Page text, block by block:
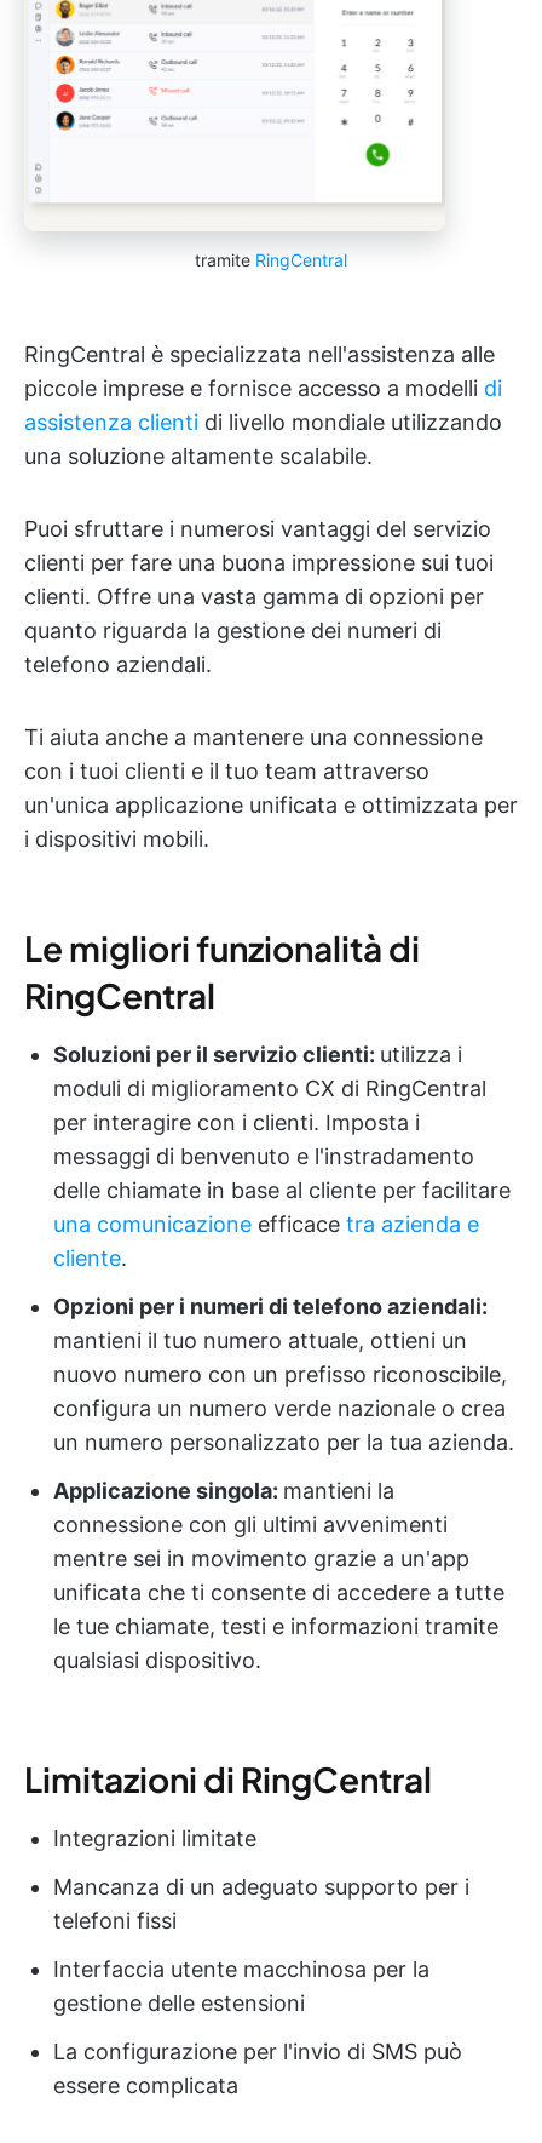
tramite RingCentral
RingCentral è specializzata nell'assistenza alle
piccole imprese e fornisce accesso a modelli di
assistenza clienti di livello mondiale utilizzando
una soluzione altamente scalabile.
Puoi sfruttare i numerosi vantaggi del servizio
clienti per fare una buona impressione sui tuoi
clienti. Offre una vasta gamma di opzioni per
quanto riguarda la gestione dei numeri di
telefono aziendali.
Ti aiuta anche a mantenere una connessione
con i tuoi clienti e il tuo team attraverso
un'unica applicazione unificata e ottimizzata per
i dispositivi mobili.
Le migliori funzionalità di
RingCentral
Soluzioni per il servizio clienti: utilizza i
moduli di miglioramento CX di RingCentral
per interagire con i clienti. Imposta i
messaggi di benvenuto e l'instradamento
delle chiamate in base al cliente per facilitare
una comunicazione efficace tra azienda e
cliente.
Opzioni per i numeri di telefono aziendali:
mantieni il tuo numero attuale, ottieni un
nuovo numero con un prefisso riconoscibile,
configura un numero verde nazionale o crea
un numero personalizzato per la tua azienda.
Applicazione singola: mantieni la
connessione con gli ultimi avvenimenti
mentre sei in movimento grazie a un'app
unificata che ti consente di accedere a tutte
le tue chiamate, testi e informazioni tramite
qualsiasi dispositivo.
Limitazioni di RingCentral
Integrazioni limitate
Mancanza di un adeguato supporto per i
telefoni fissi
Interfaccia utente macchinosa per la
gestione delle estensioni
La configurazione per l'invio di SMS può
essere complicata